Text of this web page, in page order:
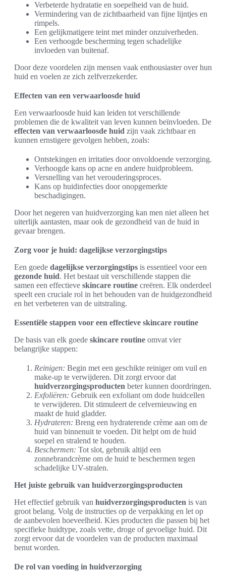
Verbeterde hydratatie en soepelheid van de huid.
Vermindering van de zichtbaarheid van fijne lijntjes en
rimpels.
Een gelijkmatigere teint met minder onzuiverheden.
Een verhoogde bescherming tegen schadelijke
invloeden van buitenaf.
Door deze voordelen zijn mensen vaak enthousiaster over hun
huid en voelen ze zich zelfverzekerder.
Effecten van een verwaarloosde huid
Een verwaarloosde huid kan leiden tot verschillende
problemen die de kwaliteit van leven kunnen beïnvloeden. De
effecten van verwaarloosde huid zijn vaak zichtbaar en
kunnen ernstigere gevolgen hebben, zoals:
Ontstekingen en irritaties door onvoldoende verzorging.
Verhoogde kans op acne en andere huidprobleem.
Versnelling van het verouderingsproces.
Kans op huidinfecties door onopgemerkte
beschadigingen.
Door het negeren van huidverzorging kan men niet alleen het
uiterlijk aantasten, maar ook de gezondheid van de huid in
gevaar brengen.
Zorg voor je huid: dagelijkse verzorgingstips
Een goede dagelijkse verzorgingstips is essentieel voor een
gezonde huid. Het bestaat uit verschillende stappen die
samen een effectieve skincare routine creëren. Elk onderdeel
speelt een cruciale rol in het behouden van de huidgezondheid
en het verbeteren van de uitstraling.
Essentiële stappen voor een effectieve skincare routine
De basis van elk goede skincare routine omvat vier
belangrijke stappen:
Reinigen: Begin met een geschikte reiniger om vuil en
make-up te verwijderen. Dit zorgt ervoor dat
huidverzorgingsproducten beter kunnen doordringen.
Exfoliëren: Gebruik een exfoliant om dode huidcellen
te verwijderen. Dit stimuleert de celvernieuwing en
maakt de huid gladder.
Hydrateren: Breng een hydraterende crème aan om de
huid van binnenuit te voeden. Dit helpt om de huid
soepel en stralend te houden.
Beschermen: Tot slot, gebruik altijd een
zonnebrandcrème om de huid te beschermen tegen
schadelijke UV-stralen.
Het juiste gebruik van huidverzorgingsproducten
Het effectief gebruik van huidverzorgingsproducten is van
groot belang. Volg de instructies op de verpakking en let op
de aanbevolen hoeveelheid. Kies producten die passen bij het
specifieke huidtype, zoals vette, droge of gevoelige huid. Dit
zorgt ervoor dat de voordelen van de producten maximaal
benut worden.
De rol van voeding in huidverzorging